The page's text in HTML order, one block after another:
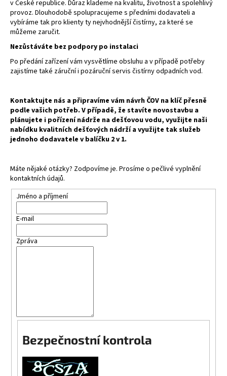
v České republice. Důraz klademe na kvalitu, životnost a spolehlivý
provoz. Dlouhodobě spolupracujeme s předními dodavateli a
vybíráme tak pro klienty ty nejvhodnější čistírny, za které se
můžeme zaručit.
Nezůstáváte bez podpory po instalaci
Po předání zařízení vám vysvětlíme obsluhu a v případě potřeby
zajistíme také záruční i pozáruční servis čistírny odpadních vod.
Kontaktujte nás a připravíme vám návrh ČOV na klíč přesně
podle vašich potřeb. V případě, že stavíte novostavbu a
plánujete i pořízení nádrže na dešťovou vodu, využijte naši
nabídku kvalitních dešťových nádrží a využijte tak služeb
jednoho dodavatele v balíčku 2 v 1.
Máte nějaké otázky? Zodpovíme je. Prosíme o pečlivé vyplnění
kontaktních údajů.
Jméno a příjmení
E-mail
Zpráva
Bezpečnostní kontrola